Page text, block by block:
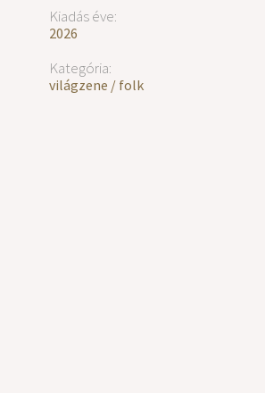
Kiadás éve:
2026
Kategória:
világzene / folk